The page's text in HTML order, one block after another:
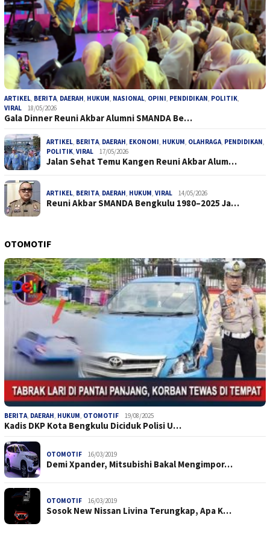
ARTIKEL, BERITA, DAERAH, HUKUM, NASIONAL, OPINI, PENDIDIKAN, POLITIK,
VIRAL
18/05/2026
Gala Dinner Reuni Akbar Alumni SMANDA Be…
ARTIKEL, BERITA, DAERAH, EKONOMI, HUKUM, OLAHRAGA, PENDIDIKAN,
POLITIK, VIRAL 17/05/2026
Jalan Sehat Temu Kangen Reuni Akbar Alum…
ARTIKEL, BERITA, DAERAH, HUKUM, VIRAL 14/05/2026
Reuni Akbar SMANDA Bengkulu 1980–2025 Ja…
OTOMOTIF
BERITA, DAERAH, HUKUM, OTOMOTIF 19/08/2025
Kadis DKP Kota Bengkulu Diciduk Polisi U…
OTOMOTIF 16/03/2019
Demi Xpander, Mitsubishi Bakal Mengimpor…
OTOMOTIF 16/03/2019
Sosok New Nissan Livina Terungkap, Apa K…